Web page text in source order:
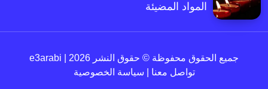
المواد المضيئة
جميع الحقوق محفوظة © حقوق النشر 2026 | e3arabi
تواصل معنا
سياسة الخصوصية